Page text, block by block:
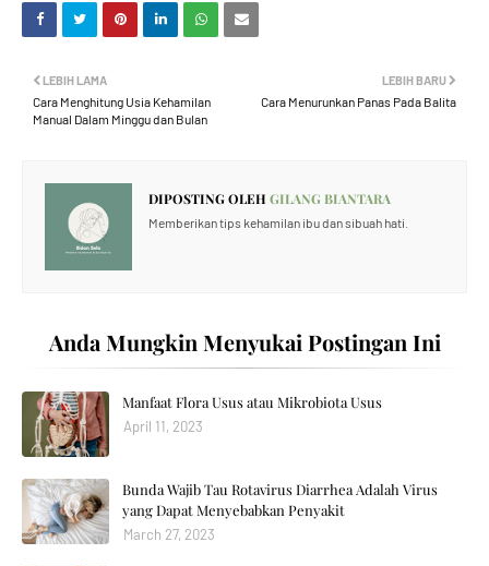
LEBIH BARU
Cara Menurunkan Panas Pada Balita
LEBIH LAMA
Cara Menghitung Usia Kehamilan
Manual Dalam Minggu dan Bulan
DIPOSTING OLEH GILANG BIANTARA
Memberikan tips kehamilan ibu dan sibuah hati.
Anda Mungkin Menyukai Postingan Ini
Manfaat Flora Usus atau Mikrobiota Usus
April 11, 2023
Bunda Wajib Tau Rotavirus Diarrhea Adalah Virus
yang Dapat Menyebabkan Penyakit
March 27, 2023